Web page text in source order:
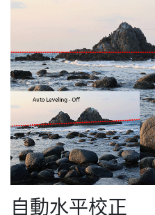
自動水平校正